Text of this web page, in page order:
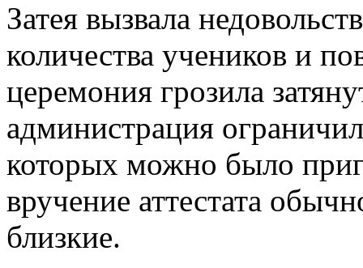
Затея вызвала
количества учеников и
церемония грозила
администрация
которых можно было
вручение аттестата
близкие.